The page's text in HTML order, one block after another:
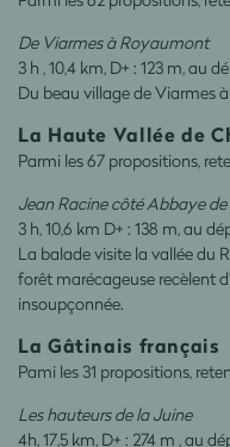
De Viarmes à Royaumont
3 h , 10,4 km, D+ : 123 m, au
Du beau village de Viarmes
La Haute Vallée de
Parmi les 67 propositions,
Jean Racine côté Abbaye
3 h, 10,6 km D+ : 138 m, au
La balade visite la vallée du
forêt marécageuse recèlent
insoupçonnée.
La Gâtinais français
Pami les 31 propositions,
Les hauteurs de la Juine
4h, 17,5 km, D+ : 274 m , au